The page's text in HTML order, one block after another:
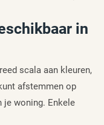
in
scala aan kleuren,
afstemmen op
woning. Enkele